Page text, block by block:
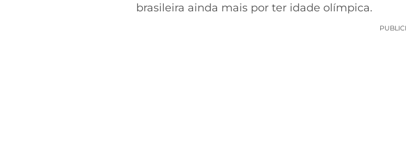
brasileira ainda mais por ter idade olímpica.